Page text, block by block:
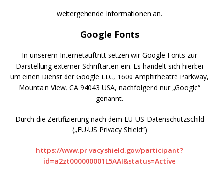
weitergehende Informationen an.
Google Fonts
In unserem Internetauftritt setzen wir Google Fonts zur
Darstellung externer Schriftarten ein. Es handelt sich hierbei
um einen Dienst der Google LLC, 1600 Amphitheatre Parkway,
Mountain View, CA 94043 USA, nachfolgend nur „Google“
genannt.
Durch die Zertifizierung nach dem EU-US-Datenschutzschild
(„EU-US Privacy Shield“)
https://www.privacyshield.gov/participant?
id=a2zt000000001L5AAI&status=Active